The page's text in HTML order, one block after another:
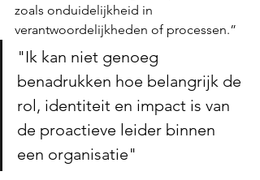
zoals onduidelijkheid in
verantwoordelijkheden of processen.”
"Ik kan niet genoeg
benadrukken hoe belangrijk de
rol, identiteit en impact is van
de proactieve leider binnen
een organisatie"